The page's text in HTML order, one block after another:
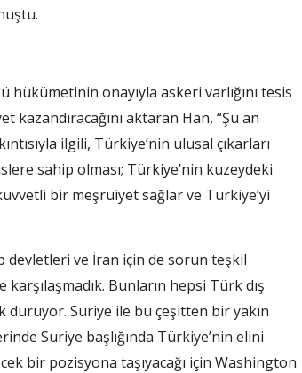
onayıyla askeri varlığını tesis
aktaran Han, “Şu an
ilgili, Türkiye’nin ulusal çıkarları
sahip olması; Türkiye’nin kuzeydeki
bir meşruiyet sağlar ve Türkiye’yi
devletleri ve İran için de sorun teşkil
Bunların hepsi Türk dış
Suriye ile bu çeşitten bir yakın
Suriye başlığında Türkiye’nin elini
bir pozisyona taşıyacağı için Washington